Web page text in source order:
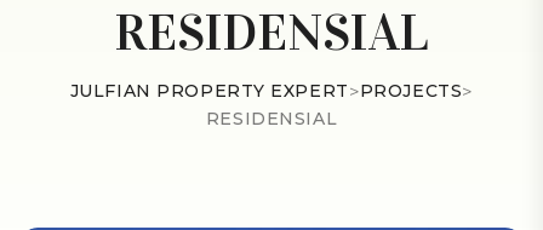
RESIDENSIAL
JULFIAN PROPERTY EXPERT>PROJECTS>
RESIDENSIAL